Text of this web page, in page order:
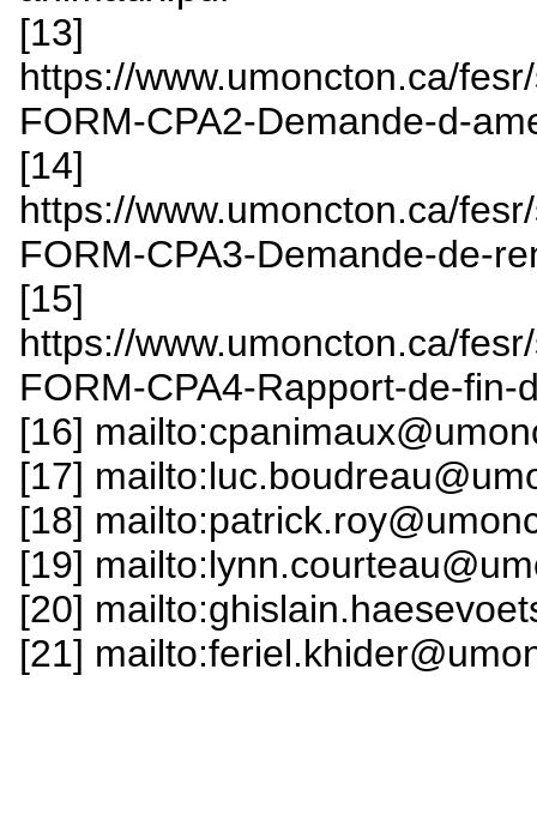
[13]
https://www.umoncton.ca/
FORM-CPA2-Demande-d-
[14]
https://www.umoncton.ca/
FORM-CPA3-Demande-de-
[15]
https://www.umoncton.ca/
FORM-CPA4-Rapport-de-fin-
[16]
[17]
[18]
[19]
[20]
[21]